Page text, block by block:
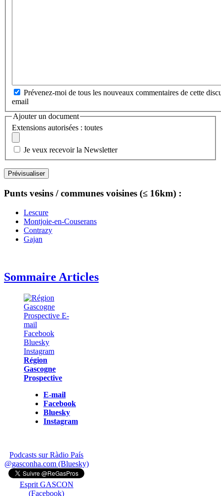
Prévenez-moi de tous les nouveaux commentaires de cette
email
Ajouter un document
Extensions autorisées : toutes
Je veux recevoir la Newsletter
Punts vesins / communes voisines (≤ 16km) :
Lescure
Montjoie-en-Couserans
Contrazy
Gajan
Sommaire Articles
Région
Gascogne
Prospective
E-mail
Facebook
Bluesky
Instagram
Podcasts sur Ràdio País
@gasconha.com (Bluesky)
Esprit GASCON
(Facebook)